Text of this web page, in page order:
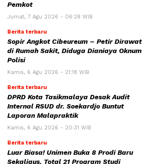
Pemkot
Jumat, 7 Agu 2026 - 06:28 WIB
Berita terbaru
Sopir Angkot Cibeureum – Petir Dirawat
di Rumah Sakit, Diduga Dianiaya Oknum
Polisi
Kamis, 6 Agu 2026 - 21:18 WIB
Berita terbaru
DPRD Kota Tasikmalaya Desak Audit
Internal RSUD dr. Soekardjo Buntut
Laporan Malapraktik
Kamis, 6 Agu 2026 - 20:31 WIB
Berita terbaru
Luar Biasa! Unimen Buka 8 Prodi Baru
Sekaligus, Total 21 Program Studi